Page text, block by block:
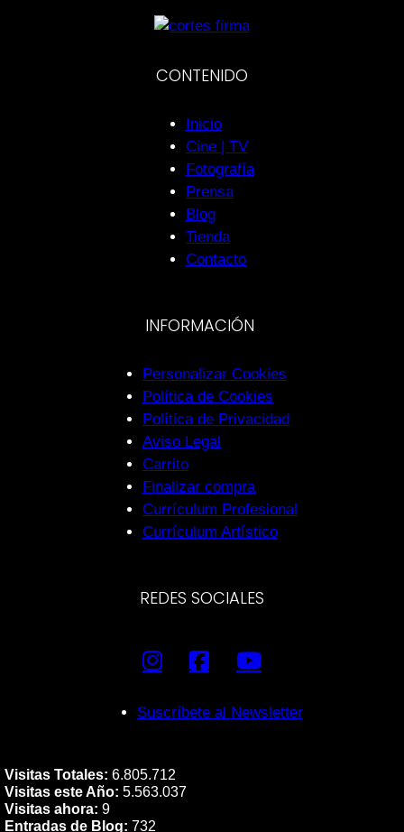
CONTENIDO
Inicio
Cine | TV
Fotografía
Prensa
Blog
Tienda
Contacto
INFORMACIÓN
Personalizar Cookies
Política de Cookies
Política de Privacidad
Aviso Legal
Carrito
Finalizar compra
Currículum Profesional
Currículum Artístico
REDES SOCIALES
Suscríbete al Newsletter
Visitas Totales: 6.805.712
Visitas este Año: 5.563.037
Visitas ahora: 9
Entradas de Blog: 732